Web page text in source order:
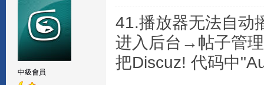
中級會員
41.播放器无法自动
进入后台→帖子管
把Discuz! 代码中